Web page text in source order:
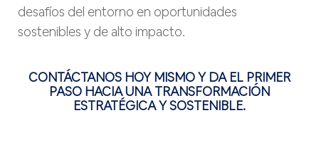
desafíos del entorno en oportunidades
sostenibles y de alto impacto.
CONTÁCTANOS HOY MISMO Y DA EL PRIMER
PASO HACIA UNA TRANSFORMACIÓN
ESTRATÉGICA Y SOSTENIBLE.